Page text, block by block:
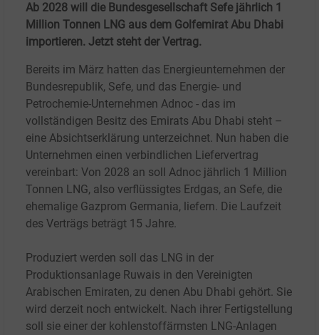
Ab 2028 will die Bundesgesellschaft Sefe jährlich 1
Million Tonnen LNG aus dem Golfemirat Abu Dhabi
importieren. Jetzt steht der Vertrag.
Bereits im März hatten das Energieunternehmen der
Bundesrepublik, Sefe, und das Energie- und
Petrochemie-Unternehmen Adnoc - das im
vollständigen Besitz des Emirats Abu Dhabi steht –
eine Absichtserklärung unterzeichnet. Nun haben die
Unternehmen einen verbindlichen Liefervertrag
vereinbart: Von 2028 an soll Adnoc jährlich 1
Million
Tonnen LNG, also verflüssigtes Erdgas, an Sefe, die
ehemalige Gazprom Germania, liefern. Die Laufzeit
des Verträgs beträgt 15 Jahre.
Produziert werden soll das LNG in der
Produktionsanlage Ruwais in den Vereinigten
Arabischen Emiraten, zu denen Abu Dhabi gehört. Sie
wird derzeit noch entwickelt. Nach ihrer Fertigstellung
soll sie einer der kohlenstoffärmsten LNG-Anlagen